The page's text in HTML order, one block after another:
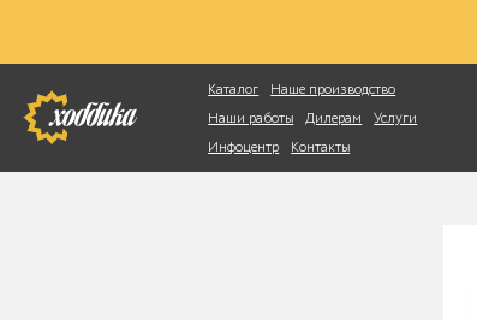
Каталог
Наше производство
Наши работы
Дилерам
Услуги
Инфоцентр
Контакты
Фотопоиск